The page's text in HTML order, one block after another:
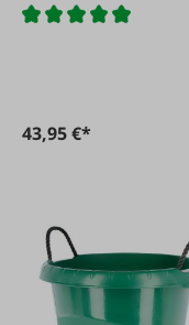
43,95 €*